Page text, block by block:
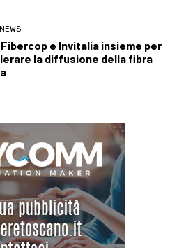
e Invitalia insieme per
la diffusione della fibra